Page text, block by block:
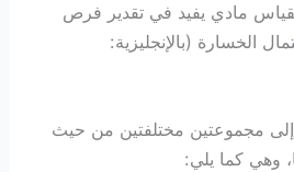
مادي يفيد في تقدير فرص
الخسارة (بالإنجليزية:
إلى مجموعتين مختلفتين من حيث
وهي كما يلي: